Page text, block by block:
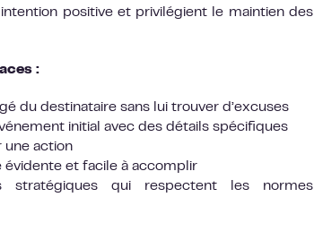
positive et privilégient le maintien des
:
du destinataire sans lui trouver d’excuses
initial avec des détails spécifiques
une action
évidente et facile à accomplir
stratégiques qui respectent les normes